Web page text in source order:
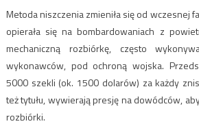
Metoda niszczenia zmieniła się od wczesnej
opierała się na bombardowaniach z
mechaniczną rozbiórkę, często
wykonawców, pod ochroną wojska.
5000 szekli (ok. 1500 dolarów) za każdy
też tytułu, wywierają presję na dowódców,
rozbiórki.